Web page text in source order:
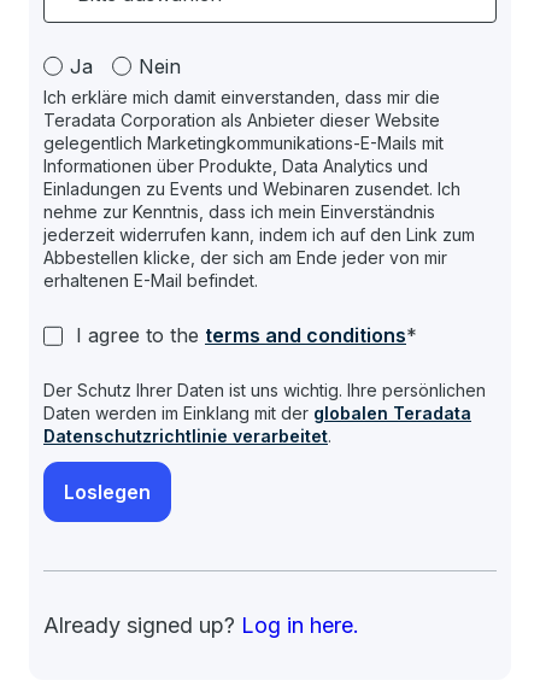
Ja Nein
Ich erkläre mich damit einverstanden, dass mir die
Teradata Corporation als Anbieter dieser Website
gelegentlich Marketingkommunikations-E-Mails mit
Informationen über Produkte, Data Analytics und
Einladungen zu Events und Webinaren zusendet. Ich
nehme zur Kenntnis, dass ich mein Einverständnis
jederzeit widerrufen kann, indem ich auf den Link zum
Abbestellen klicke, der sich am Ende jeder von mir
erhaltenen E-Mail befindet.
I agree to the terms and conditions*
Der Schutz Ihrer Daten ist uns wichtig. Ihre persönlichen
Daten werden im Einklang mit der globalen Teradata
Datenschutzrichtlinie verarbeitet.
Already signed up? Log in here.